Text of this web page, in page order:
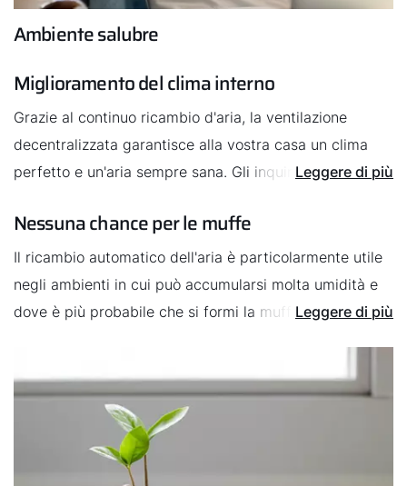
Ambiente salubre
Miglioramento del clima interno
Grazie al continuo ricambio d'aria, la ventilazione
decentralizzata garantisce alla vostra casa un clima
perfetto e un'aria sempre sana. Gli inquinanti gassosi
possono accumularsi a livelli pericolosi; polvere e
insetti rimangono fuori, mentre i filtri a maglia fine
trattengono anche il polline, a tutto vantaggio di chi
soffre di allergie.
Leggere di più
Nessuna chance per le muffe
Il ricambio automatico dell'aria è particolarmente utile
negli ambienti in cui può accumularsi molta umidità e
dove è più probabile che si formi la muffa. Il sistema di
muffa.
La ventilazione decentralizzata può essere un buon
investimento anche in camera da letto. Dopo tutto, una
buona qualità dell'aria favorisce un buon sonno
Leggere di più